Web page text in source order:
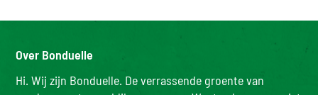
Over Bonduelle
Hi. Wij zijn Bonduelle. De verrassende groente van